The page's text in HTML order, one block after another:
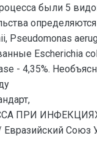
были 5
Pseudomonas
Escherichia
- 4,35%.
ПРИ
Союз